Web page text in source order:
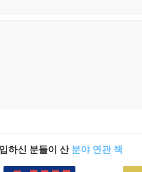
이기도 하다.
하신 분들이 산 분야 연관 책